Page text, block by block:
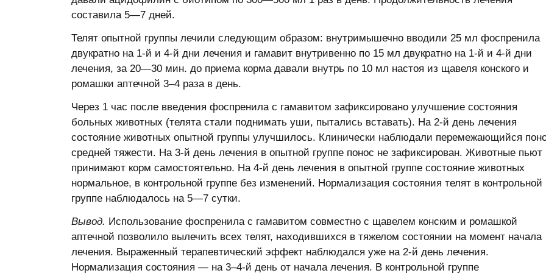
составила 5—7 дней.
Телят опытной группы лечили следующим образом: внутримышечно вводили 25 мл фоспренила
двукратно на 1-й и 4-й дни лечения и гамавит внутривенно по 15 мл двукратно на 1-й и 4-й дни
лечения, за 20—30 мин. до приема корма давали внутрь по 10 мл настоя из щавеля конского и
ромашки аптечной 3–4 раза в день.
Через 1 час после введения фоспренила с гамавитом зафиксировано улучшение состояния
больных животных (телята стали поднимать уши, пытались вставать). На 2-й день лечения
состояние животных опытной группы улучшилось. Клинически наблюдали перемежающийся
средней тяжести. На 3-й день лечения в опытной группе понос не зафиксирован. Животные пьют
принимают корм самостоятельно. На 4-й день лечения в опытной группе состояние животных
нормальное, в контрольной группе без изменений. Нормализация состояния телят в контрольной
группе наблюдалось на 5—7 сутки.
Вывод. Использование фоспренила с гамавитом совместно с щавелем конским и ромашкой
аптечной позволило вылечить всех телят, находившихся в тяжелом состоянии на момент начала
лечения. Выраженный терапевтический эффект наблюдался уже на 2-й день лечения.
Нормализация состояния — на 3–4-й день от начала лечения. В контрольной группе